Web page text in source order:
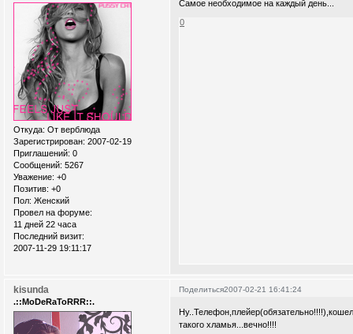
Откуда: От верблюда
Зарегистрирован: 2007-02-19
Приглашений: 0
Сообщений: 5267
Уважение: +0
Позитив: +0
Пол: Женский
Провел на форуме:
11 дней 22 часа
Последний визит:
2007-11-29 19:11:17
Самое необходимое на каждый день...
0
Поделиться2007-02-21 16:41:24
kisunda
.::MoDeRaToRRR::.
такого хламья...вечно!!!!